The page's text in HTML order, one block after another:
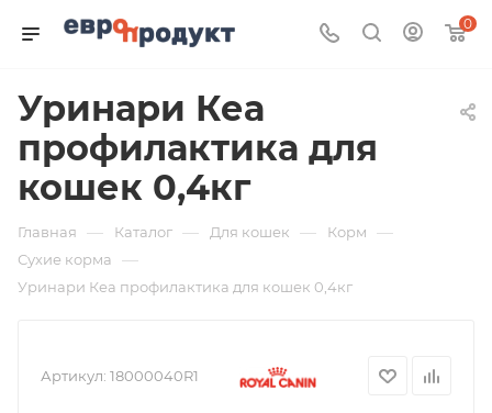
0
Уринари Кеа
профилактика для
кошек 0,4кг
Главная — Каталог — Для кошек — Корм —
Сухие корма —
Уринари Кеа профилактика для кошек 0,4кг
Артикул: 18000040R1